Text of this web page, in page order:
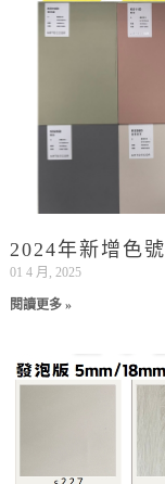
2024年新增色號
01 4 月, 2025
閱讀更多 »